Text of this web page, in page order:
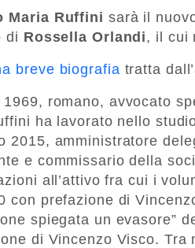
Maria Ruffini sarà il
di Rossella Orlandi, il cui
breve biografia tratta
1969, romano, avvocato
ha lavorato nello
2015, amministratore
e commissario della
all’attivo fra cui i
con prefazione di
spiegata un evasore”
di Vincenzo Visco.